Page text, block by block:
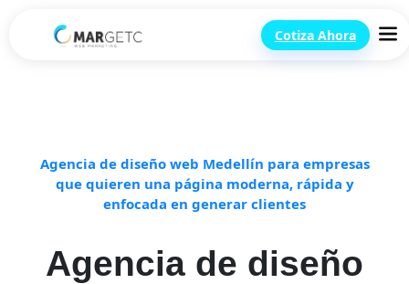
Cotiza Ahora
Agencia de diseño web Medellín para empresas
que quieren una página moderna, rápida y
enfocada en generar clientes
Agencia de diseño